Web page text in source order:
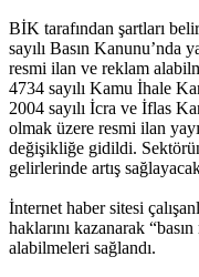
BİK tarafından şartları
sayılı Basın Kanunu’nda
resmi ilan ve reklam
4734 sayılı Kamu İhale
2004 sayılı İcra ve İflas
olmak üzere resmi ilan
değişikliğe gidildi.
gelirlerinde artış
İnternet haber sitesi
haklarını kazanarak
alabilmeleri sağlandı.